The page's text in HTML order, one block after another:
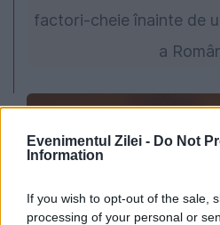
Evenimentul Zilei - Do Not
Information
If you wish to opt-out of the sale,
processing of your personal or
factori-cheie înainte de
a